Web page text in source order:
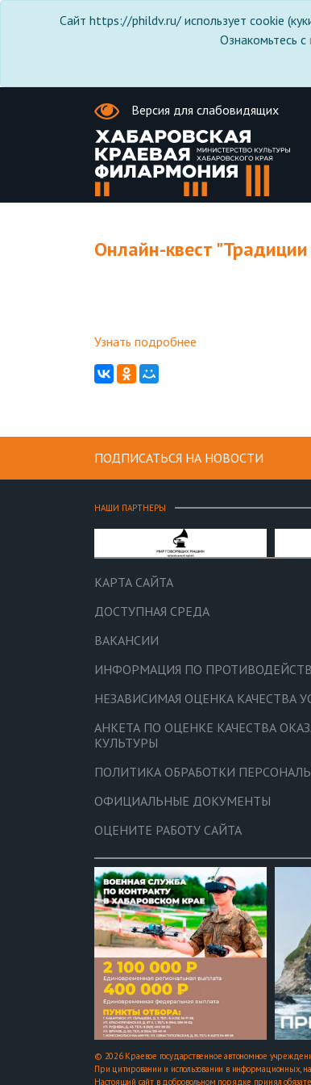
Сайт https://phildv.ru/ использует cookie
Ознакомьтесь с
Версия для слабовидящих
Онлайн-квест
Узнать подробнее
ПОДПИСАТЬСЯ НА НОВОСТИ
НАШИ ПАРТНЕРЫ
КАРТА САЙТА
ДОСТУПНАЯ СРЕДА
ВАКАНСИИ
ИНФОРМАЦИЯ ПО
НЕЗАВИСИМАЯ ОЦЕНКА КАЧЕСТВА
АНКЕТА ПО ОЦЕНКЕ КАЧЕСТВА
КУЛЬТУРЫ
ПОЛИТИКА ОБРАБОТКИ
ОФИЦИАЛЬНЫЕ ДОКУМЕНТЫ
ОЦЕНИТЕ РАБОТУ САЙТА
© 2026 Краевое государственное автономное
При цитировании и использовании в информационных,
Настоящий сайт в добровольном порядке принял